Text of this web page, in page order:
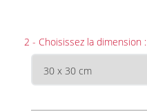
2 - Choisissez la dimension :